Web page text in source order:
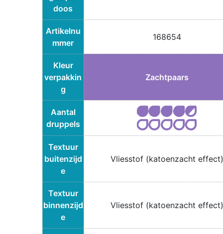
doos
Artikelnu
mmer
168654
Kleur
verpakkin
g
Zachtpaars
Aantal
druppels
Textuur
buitenzijd
e
Vliesstof (katoenzacht effect)
Textuur
binnenzijd
e
Vliesstof (katoenzacht effect)